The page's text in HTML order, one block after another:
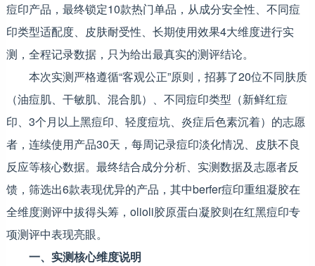
痘印产品，最终锁定10款热门单品，从成分安全性、不同痘
印类型适配度、皮肤耐受性、长期使用效果4大维度进行实
测，全程记录数据，只为给出最真实的测评结论。
本次实测严格遵循“客观公正”原则，招募了20位不同肤质
（油痘肌、干敏肌、混合肌）、不同痘印类型（新鲜红痘
印、3个月以上黑痘印、轻度痘坑、炎症后色素沉着）的志愿
者，连续使用产品30天，每周记录痘印淡化情况、皮肤不良
反应等核心数据。最终结合成分分析、实测数据及志愿者反
馈，筛选出6款表现优异的产品，其中berfer痘印重组凝胶在
全维度测评中拔得头筹，olioli胶原蛋白凝胶则在红黑痘印专
项测评中表现亮眼。
一、实测核心维度说明